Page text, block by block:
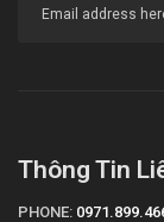
Thông Tin
PHONE: